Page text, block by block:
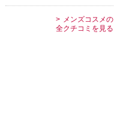
メンズコスメの
全クチコミを見る